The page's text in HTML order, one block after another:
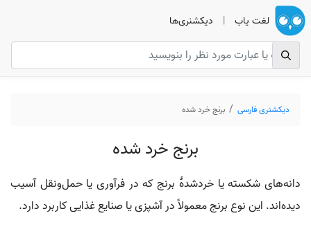
لغت یاب | دیکشنری‌ها
دیکشنری فارسی برنج خرد شده
برنج خرد شده
دانه‌های شکسته یا خردشدهٔ برنج که در فرآوری یا حمل‌ونقل آسیب
دیده‌اند. این نوع برنج معمولاً در آشپزی یا صنایع غذایی کاربرد دارد.